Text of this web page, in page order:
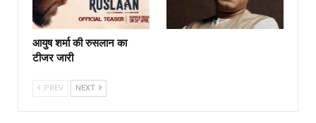
आयुष शर्मा की रुसलान का
टीजर जारी
PREV NEXT